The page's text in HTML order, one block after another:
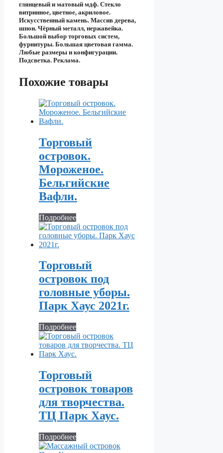
глянцевый и матовый мдф. Стекло
витринное, цветное, акриловое.
Искусственный камень. Массив дерева,
шпон. Чёрный металл, нержавейка.
Большой выбор торговых систем,
фурнитуры. Большая цветовая гамма.
Любые размеры и конфигурации.
Подсветка. Реклама.
Похожие товары
Торговый
островок.
Мороженое.
Бельгийские
Вафли.
Подробнее
Торговый
островок под
головные уборы.
Парк Хаус 2021г.
Подробнее
Торговый
островок товаров
для творчества.
ТЦ Парк Хаус.
Подробнее